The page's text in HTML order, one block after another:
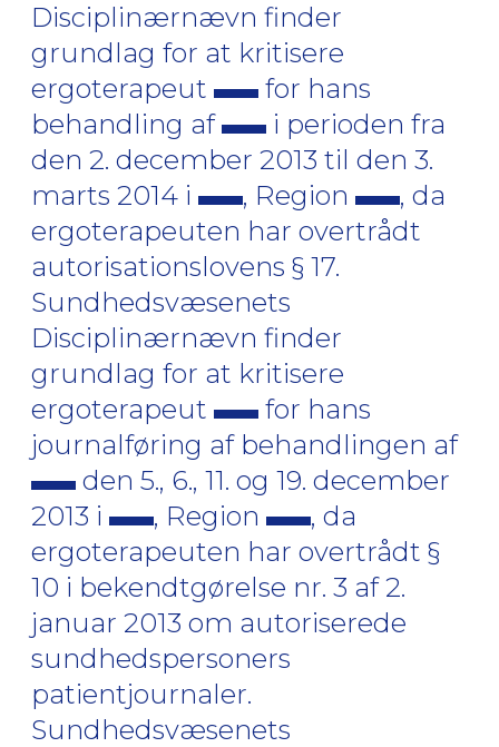
Disciplinærnævn finder
grundlag for at kritisere
ergoterapeut
for hans
behandling af
i perioden fra
den 2. december 2013 til den 3.
marts 2014 i
, Region
, da
ergoterapeuten har overtrådt
autorisationslovens § 17.
Sundhedsvæsenets
Disciplinærnævn finder
grundlag for at kritisere
ergoterapeut
for hans
journalføring af behandlingen af
den 5., 6., 11. og 19. december
2013 i
, Region
, da
ergoterapeuten har overtrådt §
10 i bekendtgørelse nr. 3 af 2.
januar 2013 om autoriserede
sundhedspersoners
patientjournaler.
Sundhedsvæsenets